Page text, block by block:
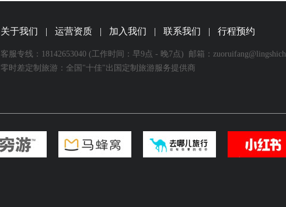
关于我们 | 运营资质 | 加入我们 | 联系我们 | 行程预约
客服专线：18142653040 (工作时间：早9点 - 晚7点)
邮箱：
零时差定制旅游：全国"十佳"出国定制旅游服务提供商